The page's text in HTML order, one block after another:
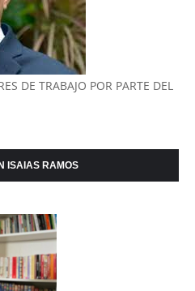
DE TRABAJO POR PARTE DEL
ISAIAS RAMOS